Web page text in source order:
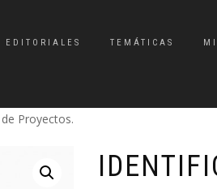
EDITORIALES TEMÁTICAS
Proyectos.